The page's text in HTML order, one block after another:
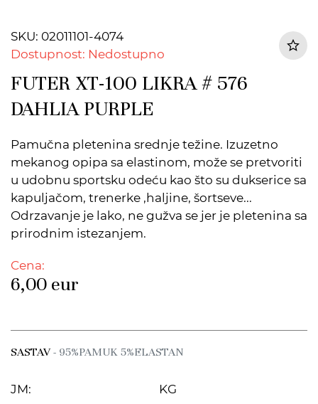
SKU: 02011101-4074
Dostupnost: Nedostupno
FUTER XT-100 LIKRA # 576
DAHLIA PURPLE
Pamučna pletenina srednje težine. Izuzetno
mekanog opipa sa elastinom, može se pretvoriti
u udobnu sportsku odeću kao što su dukserice sa
kapuljačom, trenerke ,haljine, šortseve...
Odrzavanje je lako, ne gužva se jer je pletenina sa
prirodnim istezanjem.
Cena:
6,00 eur
SASTAV- 95%PAMUK 5%ELASTAN
JM:
KG